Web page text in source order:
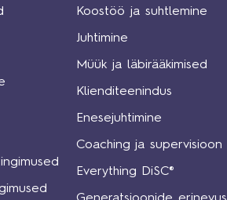
Koostöö ja suhtlemine
Juhtimine
Müük ja läbirääkimised
Klienditeenindus
Enesejuhtimine
Coaching ja supervisioon
Everything DiSC®